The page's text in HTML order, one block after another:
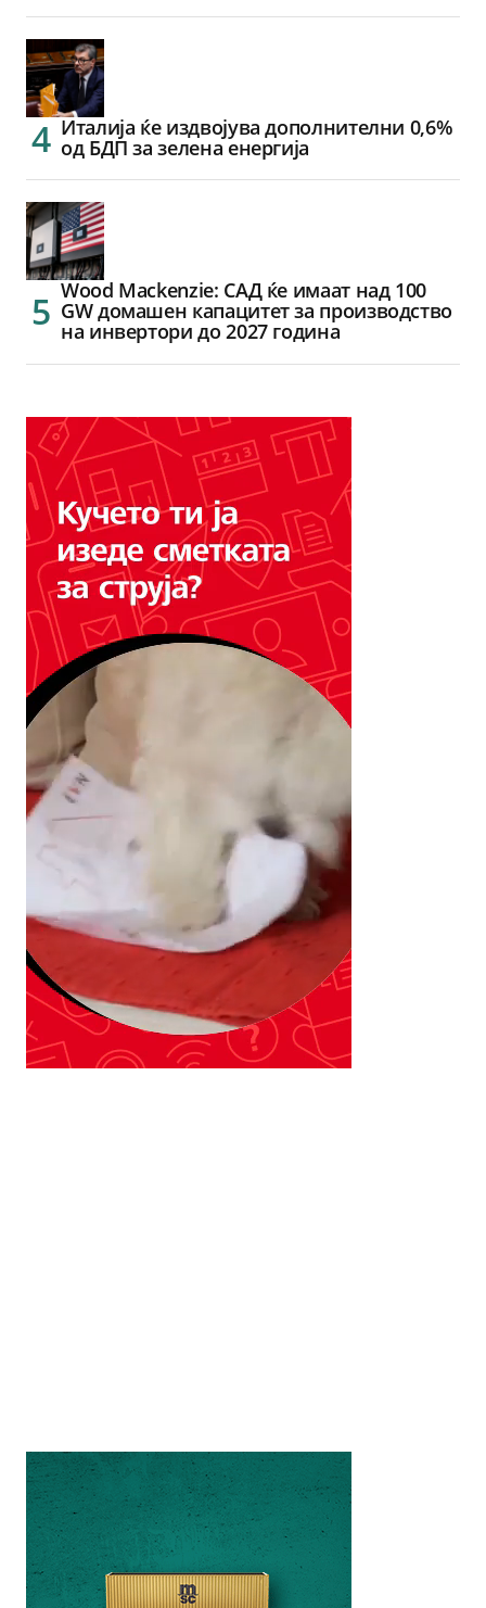
Италија ќе издвојува дополнителни 0,6%
од БДП за зелена енергија
Wood Mackenzie: САД ќе имаат над 100
GW домашен капацитет за производство
на инвертори до 2027 година